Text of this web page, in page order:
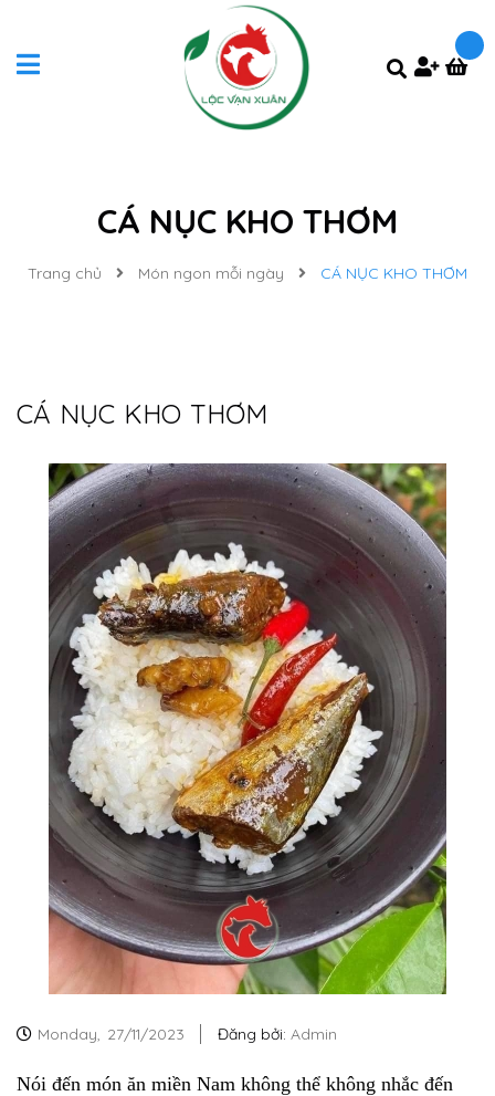
CÁ NỤC KHO THƠM
Trang chủ Món ngon mỗi ngày CÁ NỤC KHO THƠM
CÁ NỤC KHO THƠM
Monday, 27/11/2023 Đăng bởi: Admin
Nói đến món ăn miền Nam không thể không nhắc đến